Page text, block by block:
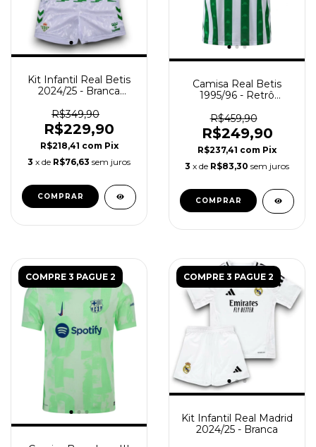
Kit Infantil Real Betis
2024/25 - Branca
R$349,90
R$229,90
R$218,41 com Pix
3 x de R$76,63 sem juros
COMPRAR
Camisa Real Betis
1995/96 - Retrô
Branca
R$459,90
R$249,90
R$237,41 com Pix
3 x de R$83,30 sem juros
COMPRAR
COMPRE 3 PAGUE 2 COMPRE 3 PAGUE 2
Kit Infantil Real Madrid
2024/25 - Branca